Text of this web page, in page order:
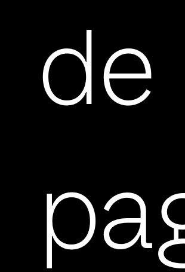
de